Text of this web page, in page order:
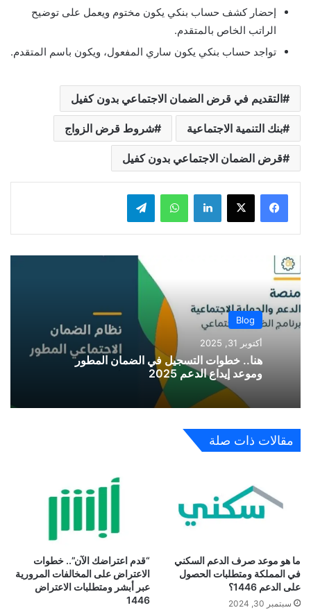
إحضار كشف حساب بنكي يكون مختوم ويعمل على توضيح
الراتب الخاص بالمتقدم.
تواجد حساب بنكي يكون ساري المفعول، ويكون باسم المتقدم.
التقديم في قرض الضمان الاجتماعي بدون كفيل
بنك التنمية الاجتماعية شروط قرض الزواج
قرض الضمان الاجتماعي بدون كفيل
لينكدإن واتساب
Blog
أكتوبر 31, 2025
هنا.. خطوات التسجيل في الضمان المطور
وموعد إيداع الدعم 2025
مقالات ذات صلة
ما هو موعد صرف الدعم السكني
في المملكة ومتطلبات الحصول
على الدعم 1446؟
سبتمبر 30, 2024
“قدم اعتراضك الآن”.. خطوات
الاعتراض على المخالفات المرورية
عبر أبشر ومتطلبات الاعتراض
1446